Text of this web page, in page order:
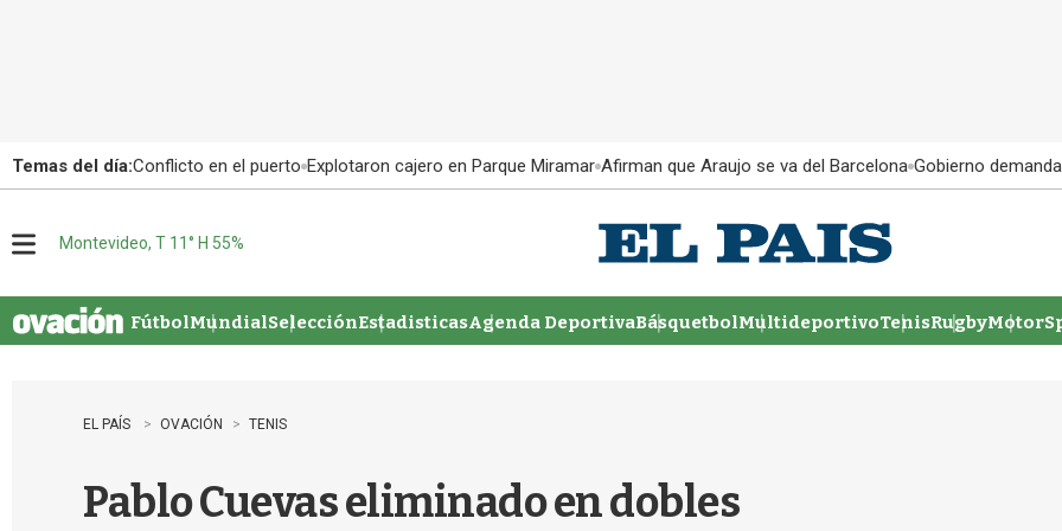
Temas del día:Conflicto en el puerto Explotaron cajero en Parque Miramar Afirman que Araujo se va del Barcelona Gobierno
u
Montevideo, T 11° H 55%
FútbolMundialSelecciónEstadisticasAgenda DeportivaBásquetbolMultideportivoTenisRugby
EL PAÍS OVACIÓN TENIS
Pablo Cuevas eliminado en dobles